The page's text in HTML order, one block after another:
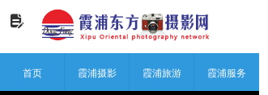
首页 霞浦摄影 霞浦旅游 霞浦服务
넖